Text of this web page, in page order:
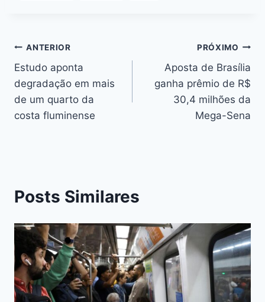
ANTERIOR
Estudo aponta
degradação em mais
de um quarto da
costa fluminense
PRÓXIMO
Aposta de Brasília
ganha prêmio de R$
30,4 milhões da
Mega-Sena
Posts Similares